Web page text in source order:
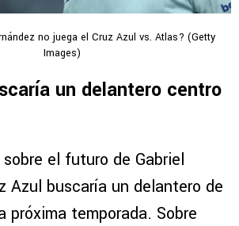
no juega el Cruz Azul vs. Atlas? (Getty
Images)
un delantero centro
el futuro de Gabriel
Azul buscaría un delantero de
próxima temporada. Sobre